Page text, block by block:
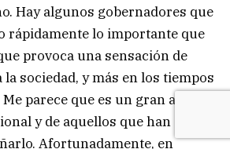
Hay algunos gobernadores que
rápidamente lo importante que
provoca una sensación de
sociedad, y más en los tiempos
parece que es un gran acierto
y de aquellos que han
Afortunadamente, en